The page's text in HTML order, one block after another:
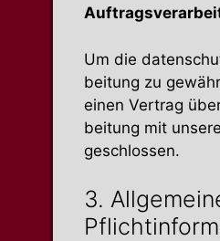
Um die
beitung zu
einen Vertrag
beitung mit
geschlossen.
3.